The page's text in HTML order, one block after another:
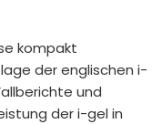
kompakt
der englischen i-
und
der i-gel in